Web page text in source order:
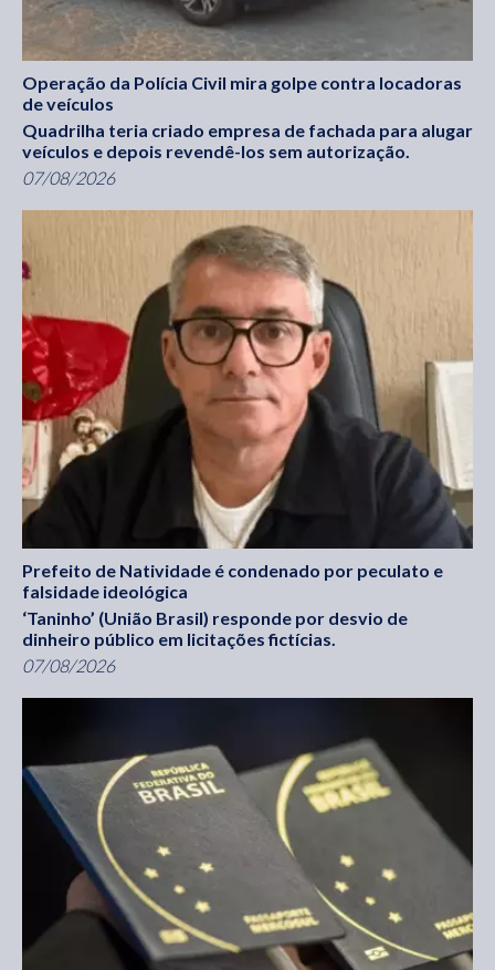
Operação da Polícia Civil mira golpe contra locadoras
de veículos
Quadrilha teria criado empresa de fachada para alugar
veículos e depois revendê-los sem autorização.
07/08/2026
Prefeito de Natividade é condenado por peculato e
falsidade ideológica
‘Taninho’ (União Brasil) responde por desvio de
dinheiro público em licitações fictícias.
07/08/2026